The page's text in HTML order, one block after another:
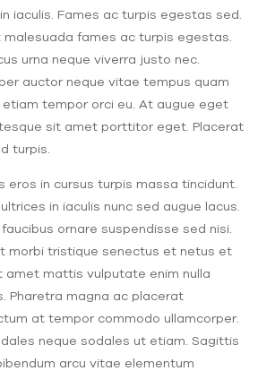
iaculis. Fames ac turpis egestas sed.
fames ac turpis egestas.
urna neque viverra justo nec.
auctor neque vitae tempus quam
tempor orci eu. At augue eget
sit amet porttitor eget. Placerat
turpis.
eros in cursus turpis massa tincidunt.
in iaculis nunc sed augue lacus.
ornare suspendisse sed nisi.
morbi tristique senectus et netus et
amet mattis vulputate enim nulla
Pharetra magna ac placerat
at tempor commodo ullamcorper.
neque sodales ut etiam. Sagittis
arcu vitae elementum